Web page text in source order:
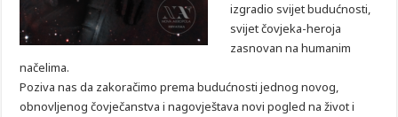
izgradio svijet budućnosti,
svijet čovjeka-heroja
zasnovan na humanim
načelima.
Poziva nas da zakoračimo prema budućnosti jednog novog,
obnovljenog čovječanstva i nagovještava novi pogled na život i